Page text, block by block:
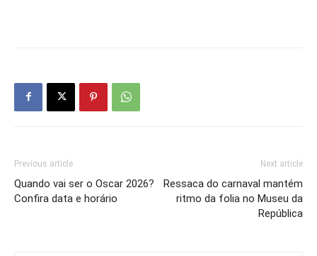
Previous article
Quando vai ser o Oscar 2026?
Confira data e horário
Next article
Ressaca do carnaval mantém
ritmo da folia no Museu da
República